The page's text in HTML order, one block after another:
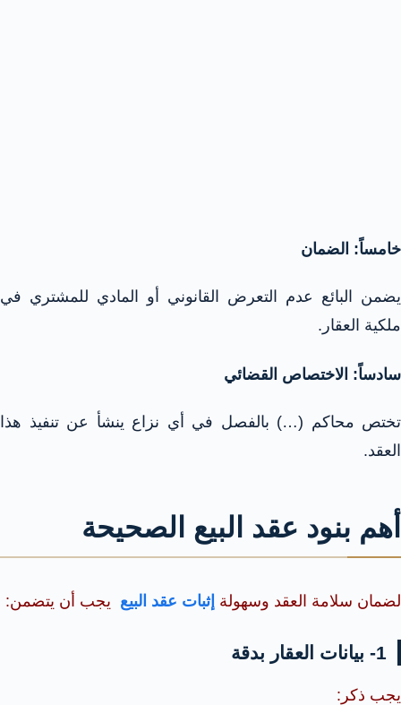
خامساً: الضمان
يضمن البائع عدم التعرض القانوني أو المادي للمشتري في
ملكية العقار.
سادساً: الاختصاص القضائي
تختص محاكم (…) بالفصل في أي نزاع ينشأ عن تنفيذ هذا
العقد.
أهم بنود عقد البيع الصحيحة
لضمان سلامة العقد وسهولة إثبات عقد البيع يجب أن يتضمن:
1- بيانات العقار بدقة
يجب ذكر: